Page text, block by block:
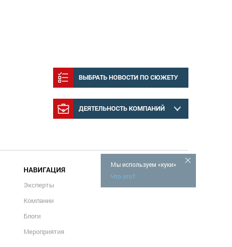
ВЫБРАТЬ НОВОСТИ ПО СЮЖЕТУ
ДЕЯТЕЛЬНОСТЬ КОМПАНИЙ
Мы используем «куки»
Что это?
НАВИГАЦИЯ
Эксперты
Компании
Блоги
Мероприятия